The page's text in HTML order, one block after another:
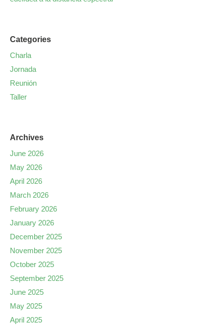
Categories
Charla
Jornada
Reunión
Taller
Archives
June 2026
May 2026
April 2026
March 2026
February 2026
January 2026
December 2025
November 2025
October 2025
September 2025
June 2025
May 2025
April 2025